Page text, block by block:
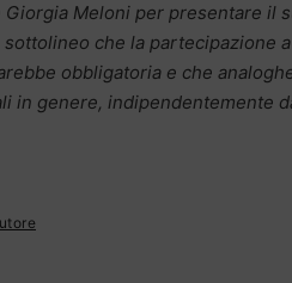
Giorgia Meloni per presentare il
che la partecipazione
obbligatoria e che
in genere, indipendentemente